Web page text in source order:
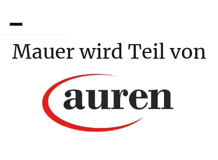
Mauer wird Teil von